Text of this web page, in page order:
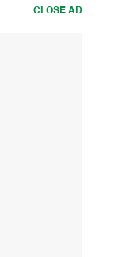
CLOSE AD